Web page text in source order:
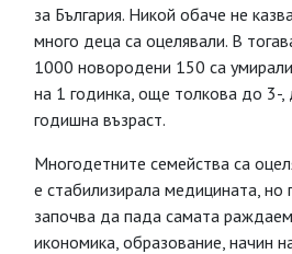
за България. Никой обаче не
много деца са оцелявали. В
1000 новородени 150 са
на 1 годинка, още толкова до 3-
годишна възраст.
Многодетните семейства са
е стабилизирала медицината, но
започва да пада самата
икономика, образование, начин